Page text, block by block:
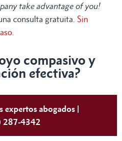
take advantage of you!
consulta gratuita. Sin
compasivo y
efectiva?
expertos abogados |
287-4342